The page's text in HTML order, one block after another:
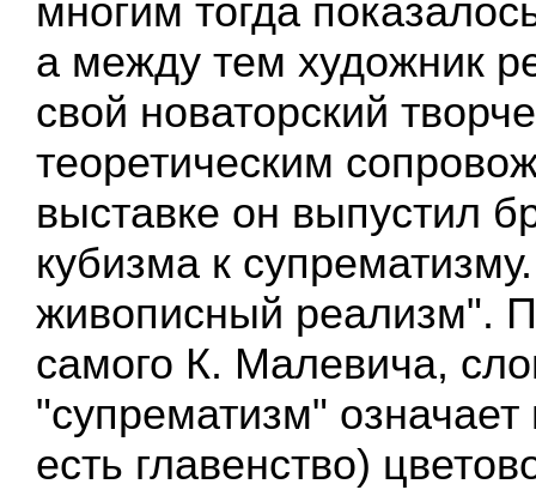
многим тогда
а между тем художник
свой новаторский
теоретическим
выставке он выпустил
кубизма к
живописный реализм".
самого К. Малевича,
"супрематизм" означает
есть главенство)